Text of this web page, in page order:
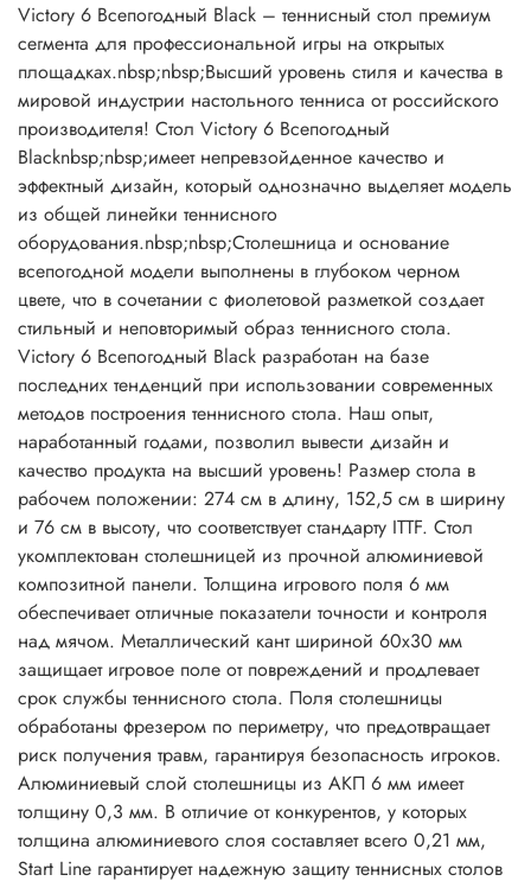
Victory 6 Всепогодный Black – теннисный стол премиум
сегмента для профессиональной игры на открытых
площадках.nbsp;nbsp;Высший уровень стиля и качества в
мировой индустрии настольного тенниса от российского
производителя! Стол Victory 6 Всепогодный
Blacknbsp;nbsp;имеет непревзойденное качество и
эффектный дизайн, который однозначно выделяет модель
из общей линейки теннисного
оборудования.nbsp;nbsp;Столешница и основание
всепогодной модели выполнены в глубоком черном
цвете, что в сочетании с фиолетовой разметкой создает
стильный и неповторимый образ теннисного стола.
Victory 6 Всепогодный Black разработан на базе
последних тенденций при использовании современных
методов построения теннисного стола. Наш опыт,
наработанный годами, позволил вывести дизайн и
качество продукта на высший уровень! Размер стола в
рабочем положении: 274 см в длину, 152,5 см в ширину
и 76 см в высоту, что соответствует стандарту ITTF. Стол
укомплектован столешницей из прочной алюминиевой
композитной панели. Толщина игрового поля 6 мм
обеспечивает отличные показатели точности и контроля
над мячом. Металлический кант шириной 60х30 мм
защищает игровое поле от повреждений и продлевает
срок службы теннисного стола. Поля столешницы
обработаны фрезером по периметру, что предотвращает
риск получения травм, гарантируя безопасность игроков.
Алюминиевый слой столешницы из АКП 6 мм имеет
толщину 0,3 мм. В отличие от конкурентов, у которых
толщина алюминиевого слоя составляет всего 0,21 мм,
Start Line гарантирует надежную защиту теннисных столов